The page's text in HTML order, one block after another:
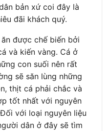
bản xứ coi đây là
đãi khách quý.
được chế biến bởi
và kiến vàng. Cá ở
con suối nên rất
sẽ săn lùng những
thịt cá phải chắc và
tốt nhất với nguyên
với loại nguyên liệu
dân ở đây sẽ tìm